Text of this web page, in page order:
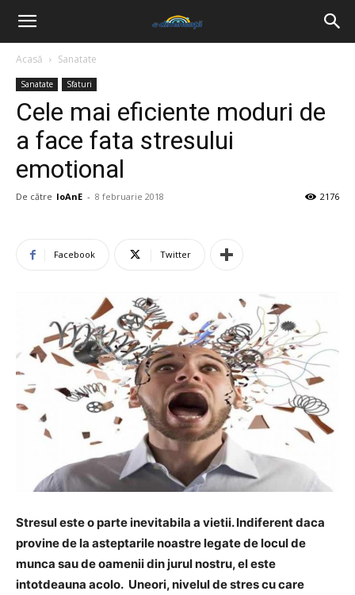
Acasă Sanatate
Sanatate Sfaturi
Cele mai eficiente moduri de
a face fata stresului
emotional
De către IoAnE - 8 februarie 2018 2176
Facebook Twitter
Stresul este o parte inevitabila a vietii. Indiferent daca
provine de la asteptarile noastre legate de locul de
munca sau de oamenii din jurul nostru, el este
intotdeauna acolo. Uneori, nivelul de stres cu care